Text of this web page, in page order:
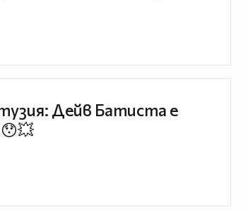
Дейв Батиста е